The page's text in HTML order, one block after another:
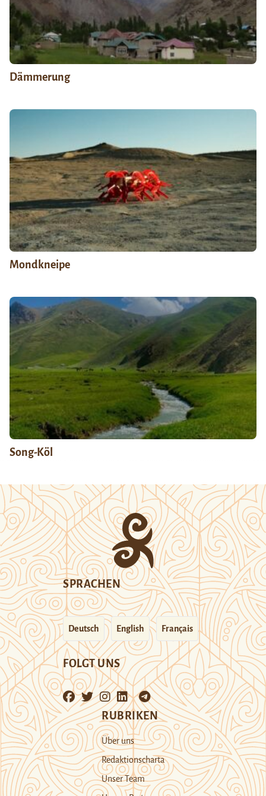
Dämmerung
Mondkneipe
Song-Köl
SPRACHEN
Deutsch English Français
FOLGT UNS
RUBRIKEN
Über uns
Redaktionscharta
Unser Team